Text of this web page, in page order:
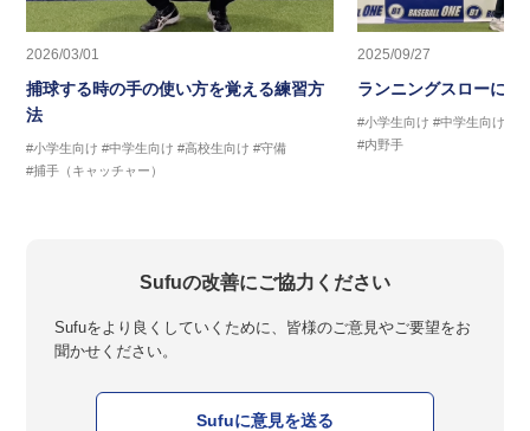
2026/03/01
捕球する時の手の使い方を覚える練習方
法
#小学生向け #中学生向け #高校生向け #守備
#捕手（キャッチャー）
2025/09/27
ランニングスローに繋
#小学生向け #中学生向け
#内野手
Sufuの改善にご協力ください
Sufuをより良くしていくために、皆様のご意見やご要望をお
聞かせください。
Sufuに意見を送る